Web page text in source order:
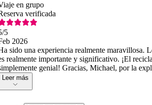
en grupo
verificada
/5
2026
sido una experiencia realmente maravillosa.
realmente importante y significativo. ¡El
genial! Gracias, Michael, por la
Leer más